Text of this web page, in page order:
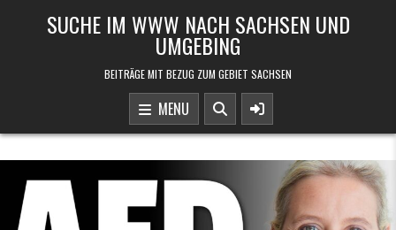
SUCHE IM WWW NACH SACHSEN UND
UMGEBING
BEITRÄGE MIT BEZUG ZUM GEBIET SACHSEN
MENU